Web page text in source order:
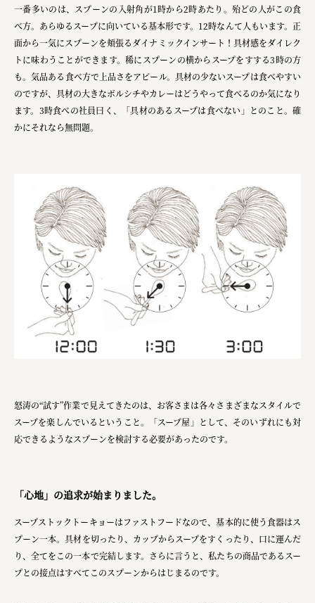
株式会社レリアン
日本出版販売株式会社
一般社団法人日本家具産業振興会、メッセフランクフル
フードバレーとかち首都圏プロモーション実行委員会
株式会社 中華・高橋
学校法人加藤学園
横浜市
株式会社 未来ガ驚喜研究所
Panasonic
江東区
日鉄興和不動産株式会社
株式会社コスモスイニシア
一番多いのは、スプーンの入射角が1時から2時あたり。殆どの人がこの食
べ方。あらゆるスープに向いている基本形です。12時なんて人もいます。正
面から一気にスプーンを頬張るダイナミックインサート！具材感をダイレク
トに味わうことができます。稀にスプーンの横からスープをすする3時の方
も。気品ある食べ方で上品さをアピール。具材の少ないスープは食べやすい
のですが、具材の大きなボルシチやカレーはどうやって食べるのか気になり
ます。​3時食べの社員曰く、「具材のあるスープは食べない」とのこと。確
かにそれなら無問題。​
怒涛の“試す”作業で見えてきたのは、​お客さまは各々さまざまなスタイルで
スープを楽しんでいるということ。「スープ屋」として、そのいずれにも対
応できるようなスプーンを検討する必要があったのです。
「心地」の追求が始まりました。​
スープストックトーキョーはファストフードなので、基本的に使う食器はス
プーン一本。​具材を切ったり、カップからスープをすくったり、口に運んだ
り、全てをこの一本で完結します。さらに言うと、私たちの商品であるスー
プとの接点はすべてこのスプーンからはじまるのです。